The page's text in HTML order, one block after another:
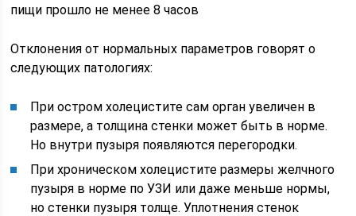
пищи прошло не менее 8 часов
Отклонения от нормальных параметров говорят о
следующих патологиях:
При остром холецистите сам орган увеличен в
размере, а толщина стенки может быть в норме.
Но внутри пузыря появляются перегородки.
При хроническом холецистите размеры желчного
пузыря в норме по УЗИ или даже меньше нормы,
но стенки пузыря толще. Уплотнения стенок